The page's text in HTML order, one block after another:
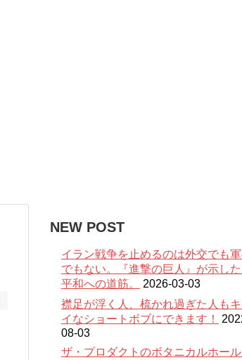
NEW POST
イラン戦争を止めるのは外交でも
でもない。『進撃の巨人』が示した
平和への道筋。
2026-03-03
襟足が浮く人、梳かれ過ぎた人もキ
イなショートボブにできます！
08-03
ザ・プロダクトのボタニカルホール